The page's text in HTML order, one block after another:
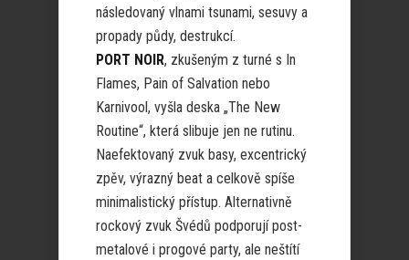
následovaný vlnami tsunami, sesuvy a
propady půdy, destrukcí.
PORT NOIR, zkušeným z turné s In
Flames, Pain of Salvation nebo
Karnivool, vyšla deska „The New
Routine“, která slibuje jen ne rutinu.
Naefektovaný zvuk basy, excentrický
zpěv, výrazný beat a celkově spíše
minimalistický přístup. Alternativně
rockový zvuk Švédů podporují post-
metalové i progové party, ale neštítí